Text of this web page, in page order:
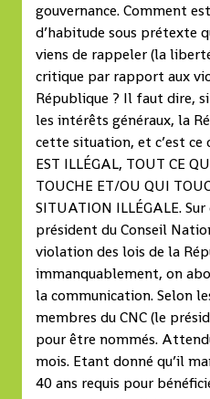
gouvernance. Comment
d’habitude sous prétexte
viens de rappeler (la
critique par rapport aux
République ? Il faut dire,
les intérêts généraux, la
cette situation, et c’est ce
EST ILLÉGAL, TOUT CE
TOUCHE ET/OU QUI
SITUATION ILLÉGALE.
président du Conseil
violation des lois de la
immanquablement, on
la communication. Selon
membres du CNC (le
pour être nommés.
mois. Etant donné qu’il
40 ans requis pour